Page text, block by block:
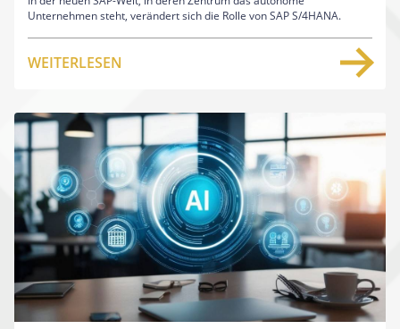
Unternehmen steht, verändert sich die Rolle von SAP S/4HANA.
WEITERLESEN